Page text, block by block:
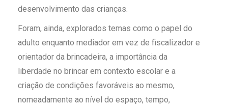
desenvolvimento das crianças.
Foram, ainda, explorados temas como o papel do
adulto enquanto mediador em vez de fiscalizador e
orientador da brincadeira, a importância da
liberdade no brincar em contexto escolar e a
criação de condições favoráveis ao mesmo,
nomeadamente ao nível do espaço, tempo,